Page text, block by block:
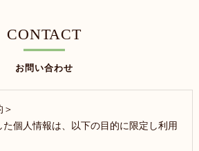
お問い合わせ
CONTACT
個人情報は、以下の目的に限定し利用